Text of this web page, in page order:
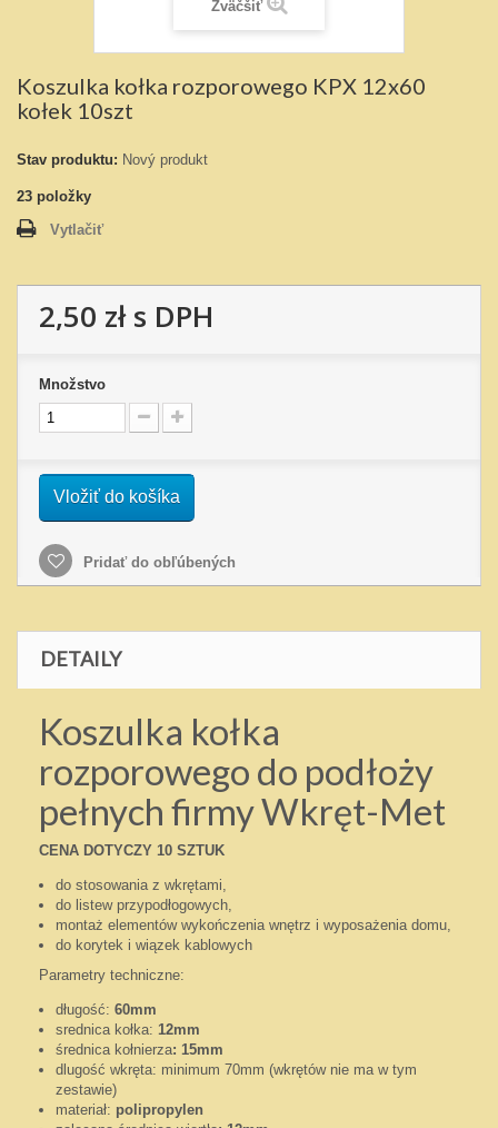
Zväčšiť
Koszulka kołka rozporowego KPX 12x60
kołek 10szt
Stav produktu: Nový produkt
23 položky
Vytlačiť
2,50 złs DPH
Množstvo
Vložiť do košíka
Pridať do obľúbených
DETAILY
Koszulka kołka
rozporowego do podłoży
pełnych firmy Wkręt-Met
CENA DOTYCZY 10 SZTUK
do stosowania z wkrętami,
do listew przypodłogowych,
montaż elementów wykończenia wnętrz i wyposażenia domu,
do korytek i wiązek kablowych
Parametry techniczne:
długość: 60mm
srednica kołka: 12mm
średnica kołnierza: 15mm
dlugość wkręta: minimum 70mm (wkrętów nie ma w tym
zestawie)
materiał: polipropylen